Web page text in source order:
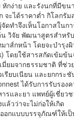
กง่าย และรังนกที่มีขน
จะได้ราคาต่ำ กิโลกรัม
ดทำจึงเห็นโอกาสในก
น วิจัย พัฒนาสูตรสำหรับ
าส์กหน้า โดยจะบำรุงผิ
โดยใช้สารสกัดเข้มข้น
ยมจากธรรมชาติ ที่ช่ว
รียบเนียน และยกกระชั
ได้รับการรับรอง
รและยา แพทย์ผู้เชี่ยว
วว่าจะไม่ก่อให้เกิด
อกแบบบรรจุภัณฑ์ให้เ